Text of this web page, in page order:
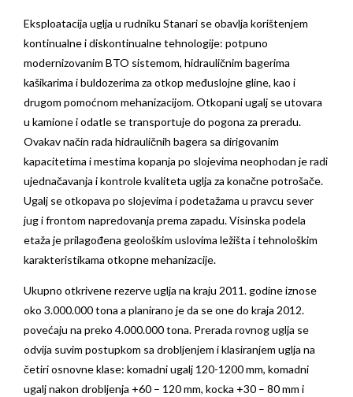
Eksploatacija uglja u rudniku Stanari se obavlja korištenjem
kontinualne i diskontinualne tehnologije: potpuno
modernizovanim BTO sistemom, hidrauličnim bagerima
kašikarima i buldozerima za otkop međuslojne gline, kao i
drugom pomoćnom mehanizacijom. Otkopani ugalj se utovara
u kamione i odatle se transportuje do pogona za preradu.
Ovakav način rada hidrauličnih bagera sa dirigovanim
kapacitetima i mestima kopanja po slojevima neophodan je radi
ujednačavanja i kontrole kvaliteta uglja za konačne potrošače.
Ugalj se otkopava po slojevima i podetažama u pravcu sever
jug i frontom napredovanja prema zapadu. Visinska podela
etaža je prilagođena geološkim uslovima ležišta i tehnološkim
karakteristikama otkopne mehanizacije.
Ukupno otkrivene rezerve uglja na kraju 2011. godine iznose
oko 3.000.000 tona a planirano je da se one do kraja 2012.
povećaju na preko 4.000.000 tona. Prerada rovnog uglja se
odvija suvim postupkom sa drobljenjem i klasiranjem uglja na
četiri osnovne klase: komadni ugalj 120-1200 mm, komadni
ugalj nakon drobljenja +60 – 120 mm, kocka +30 – 80 mm i